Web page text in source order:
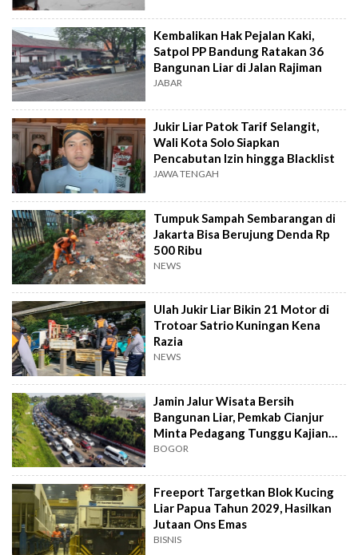
Kembalikan Hak Pejalan Kaki,
Satpol PP Bandung Ratakan 36
Bangunan Liar di Jalan Rajiman
JABAR
Jukir Liar Patok Tarif Selangit,
Wali Kota Solo Siapkan
Pencabutan Izin hingga Blacklist
JAWA TENGAH
Tumpuk Sampah Sembarangan di
Jakarta Bisa Berujung Denda Rp
500 Ribu
NEWS
Ulah Jukir Liar Bikin 21 Motor di
Trotoar Satrio Kuningan Kena
Razia
NEWS
Jamin Jalur Wisata Bersih
Bangunan Liar, Pemkab Cianjur
Minta Pedagang Tunggu Kajian
Relokasi
BOGOR
Freeport Targetkan Blok Kucing
Liar Papua Tahun 2029, Hasilkan
Jutaan Ons Emas
BISNIS